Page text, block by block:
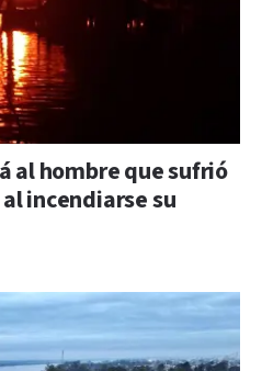
al hombre que sufrió
incendiarse su